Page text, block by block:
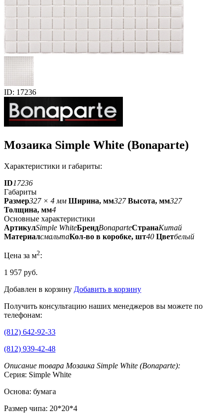
ID: 17236
Мозаика Simple White (Bonaparte)
Характеристики и габариты:
ID17236
Габариты
Размер327 × 4 мм Ширина, мм327 Высота, мм327
Толщина, мм4
Основные характеристики
АртикулSimple WhiteБрендBonaparteСтранаКитай
МатериалсмальтаКол-во в коробке, шт40 Цветбелый
Цена за м2:
1 957 руб.
Добавлен в корзину Добавить в корзину
Получить консультацию наших менеджеров вы можете по
телефонам:
(812) 642-92-33
(812) 939-42-48
Описание товара Мозаика Simple White (Bonaparte):
Серия: Simple White
Основа: бумага
Размер чипа: 20*20*4